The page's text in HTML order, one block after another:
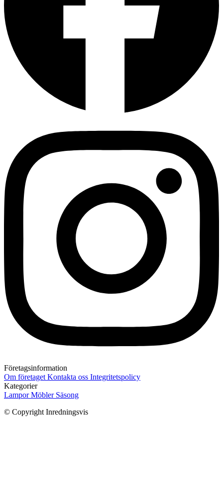
Företagsinformation
Om företaget Kontakta oss Integritetspolicy
Kategorier
LamporMöbler Säsong
© Copyright Inredningsvis